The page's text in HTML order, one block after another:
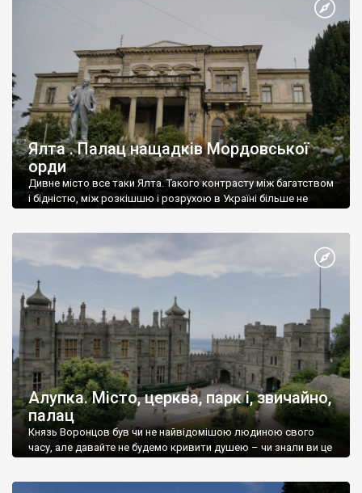
Ялта . Палац нащадків Мордовської
орди
Дивне місто все таки Ялта. Такого контрасту між багатством
і бідністю, між розкішшю і розрухою в Україні більше не
Алупка. Місто, церква, парк і, звичайно,
палац
Князь Воронцов був чи не найвідомішою людиною свого
часу, але давайте не будемо кривити душею – чи знали ви це